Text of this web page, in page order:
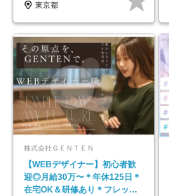
東京都
株式会社ＧＥＮＴＥＮ
【WEBデザイナー】初⼼者歓
迎◎⽉給30万〜＊年休125⽇＊
在宅OK＆研修あり＊フレック